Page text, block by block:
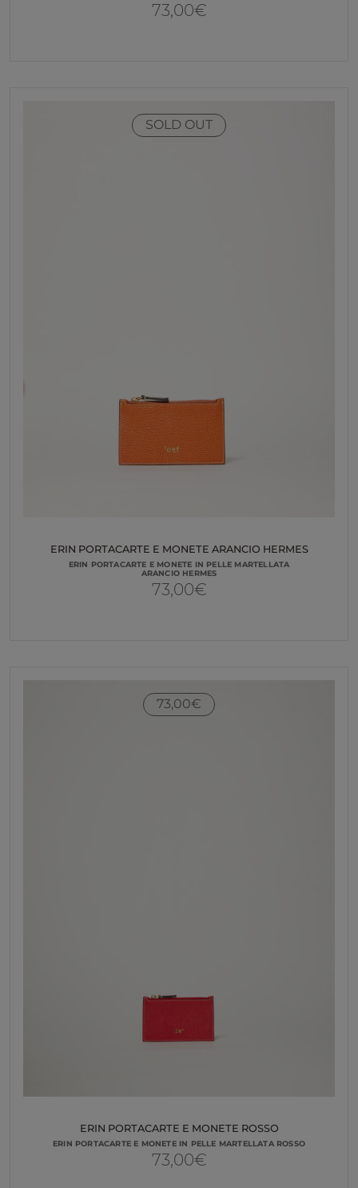
73,00€
ERIN PORTACARTE E MONETE ARANCIO HERMES
ERIN PORTACARTE E MONETE IN PELLE MARTELLATA
ARANCIO HERMES
73,00€
SOLD OUT
ERIN PORTACARTE E MONETE ROSSO
ERIN PORTACARTE E MONETE IN PELLE MARTELLATA ROSSO
73,00€
73,00€